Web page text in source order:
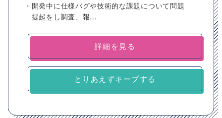
・開発中に仕様バグや技術的な課題について問題
提起をし調査、報...
詳細を見る
とりあえずキープする